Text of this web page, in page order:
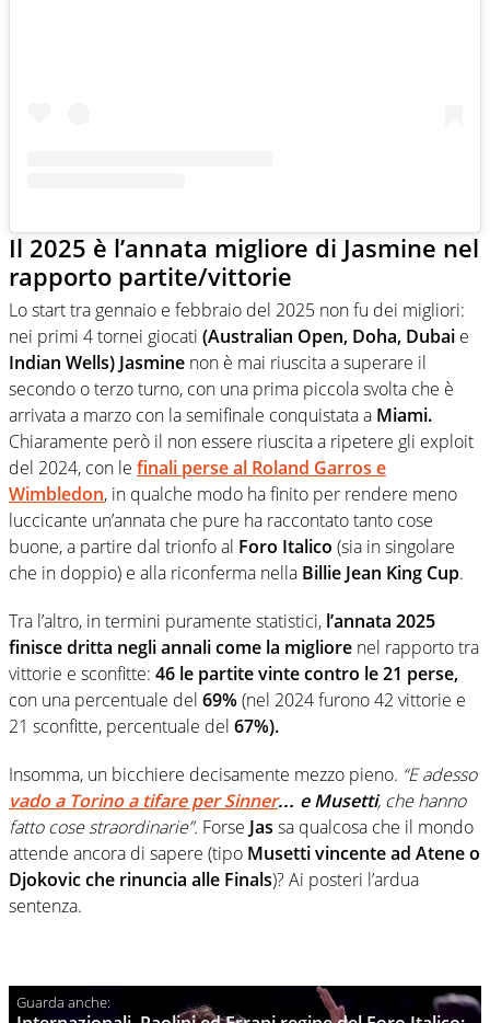
Il 2025 è l’annata migliore di Jasmine nel
rapporto partite/vittorie
Lo start tra gennaio e febbraio del 2025 non fu dei migliori:
nei primi 4 tornei giocati (Australian Open, Doha, Dubai e
Indian Wells) Jasmine non è mai riuscita a superare il
secondo o terzo turno, con una prima piccola svolta che è
arrivata a marzo con la semifinale conquistata a Miami.
Chiaramente però il non essere riuscita a ripetere gli exploit
del 2024, con le finali perse al Roland Garros e
Wimbledon, in qualche modo ha finito per rendere meno
luccicante un’annata che pure ha raccontato tanto cose
buone, a partire dal trionfo al Foro Italico (sia in singolare
che in doppio) e alla riconferma nella Billie Jean King Cup.
Tra l’altro, in termini puramente statistici, l’annata 2025
finisce dritta negli annali come la migliore nel rapporto tra
vittorie e sconfitte: 46 le partite vinte contro le 21 perse,
con una percentuale del 69%(nel 2024 furono 42 vittorie e
21 sconfitte, percentuale del 67%).
Insomma, un bicchiere decisamente mezzo pieno. “E adesso
vado a Torino a tifare per Sinner… e Musetti, che hanno
fatto cose straordinarie”. Forse Jas sa qualcosa che il mondo
attende ancora di sapere (tipo Musettivincente ad Atene o
Djokovic che rinuncia alle Finals)? Ai posteri l’ardua
sentenza.